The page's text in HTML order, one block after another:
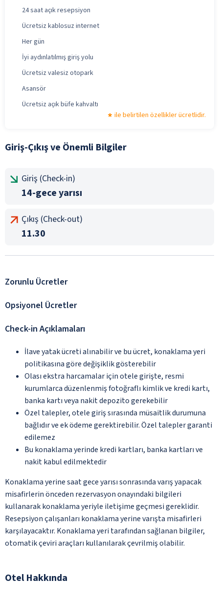
24 saat açık resepsiyon
Ücretsiz kablosuz internet
Her gün
İyi aydınlatılmış giriş yolu
Ücretsiz valesiz otopark
Asansör
Ücretsiz açık büfe kahvaltı
ile belirtilen özellikler ücretlidir.
Giriş-Çıkış ve Önemli Bilgiler
Giriş (Check-in)
14-gece yarısı
Çıkış (Check-out)
11.30
Zorunlu Ücretler
Opsiyonel Ücretler
Check-in Açıklamaları
İlave yatak ücreti alınabilir ve bu ücret, konaklama yeri
politikasına göre değişiklik gösterebilir
Olası ekstra harcamalar için otele girişte, resmi
kurumlarca düzenlenmiş fotoğraflı kimlik ve kredi kartı,
banka kartı veya nakit depozito gerekebilir
Özel talepler, otele giriş sırasında müsaitlik durumuna
bağlıdır ve ek ödeme gerektirebilir. Özel talepler garanti
edilemez
Bu konaklama yerinde kredi kartları, banka kartları ve
nakit kabul edilmektedir
Konaklama yerine saat gece yarısı sonrasında varış yapacak
misafirlerin önceden rezervasyon onayındaki bilgileri
kullanarak konaklama yeriyle iletişime geçmesi gereklidir.
Resepsiyon çalışanları konaklama yerine varışta misafirleri
karşılayacaktır. Konaklama yeri tarafından sağlanan bilgiler,
otomatik çeviri araçları kullanılarak çevrilmiş olabilir.
Otel Hakkında